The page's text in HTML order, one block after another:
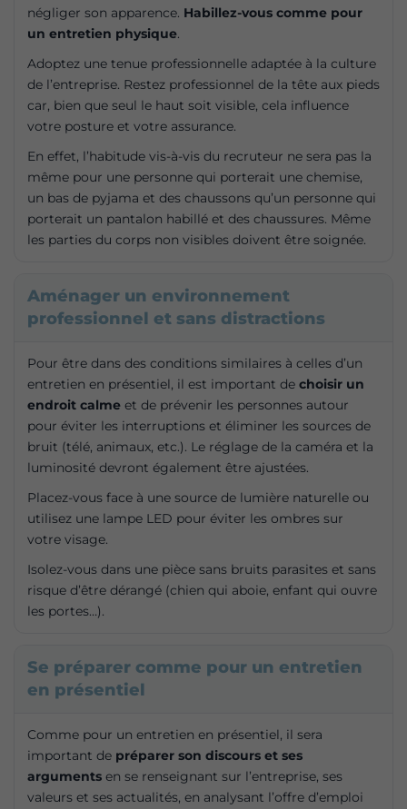
négliger son apparence. Habillez-vous comme pour
un entretien physique.
Adoptez une tenue professionnelle adaptée à la culture
de l’entreprise. Restez professionnel de la tête aux pieds
car, bien que seul le haut soit visible, cela influence
votre posture et votre assurance.
En effet, l’habitude vis-à-vis du recruteur ne sera pas la
même pour une personne qui porterait une chemise,
un bas de pyjama et des chaussons qu’un personne qui
porterait un pantalon habillé et des chaussures. Même
les parties du corps non visibles doivent être soignée.
Aménager un environnement
professionnel et sans distractions
Pour être dans des conditions similaires à celles d’un
entretien en présentiel, il est important de choisir un
endroit calme et de prévenir les personnes autour
pour éviter les interruptions et éliminer les sources de
bruit (télé, animaux, etc.). Le réglage de la caméra et la
luminosité devront également être ajustées.
Placez-vous face à une source de lumière naturelle ou
utilisez une lampe LED pour éviter les ombres sur
votre visage.
Isolez-vous dans une pièce sans bruits parasites et sans
risque d’être dérangé (chien qui aboie, enfant qui ouvre
les portes…).
Se préparer comme pour un entretien
en présentiel
Comme pour un entretien en présentiel, il sera
important de préparer son discours et ses
arguments en se renseignant sur l’entreprise, ses
valeurs et ses actualités, en analysant l’offre d’emploi